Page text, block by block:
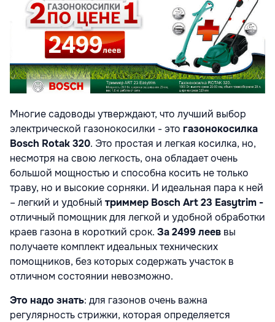
Многие садоводы утверждают, что лучший выбор
электрической газонокосилки - это газонокосилка
Bosch Rotak 320. Это простая и легкая косилка, но,
несмотря на свою легкость, она обладает очень
большой мощностью и способна косить не только
траву, но и высокие сорняки. И идеальная пара к ней
– легкий и удобный триммер Bosch Art23 Easytrim -
отличный помощник для легкой и удобной обработки
краев газона в короткий срок. За 2499 леев вы
получаете комплект идеальных технических
помощников, без которых содержать участок в
отличном состоянии невозможно.
Это надо знать: для газонов очень важна
регулярность стрижки, которая определяется